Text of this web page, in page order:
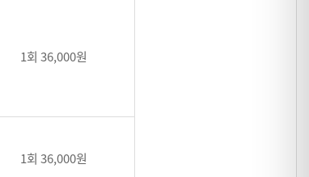
1회 36,000원
1회 36,000원